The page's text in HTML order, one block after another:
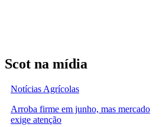
Scot na mídia
Notícias Agrícolas
Arroba firme em junho, mas mercado
exige atenção